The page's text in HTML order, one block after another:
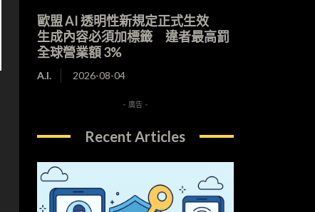
歐盟 AI 透明性新規定正式生效
生成內容必須加標籤 違者最高罰
全球營業額 3%
A.I. 2026-08-04
- 廣告 -
Recent Articles